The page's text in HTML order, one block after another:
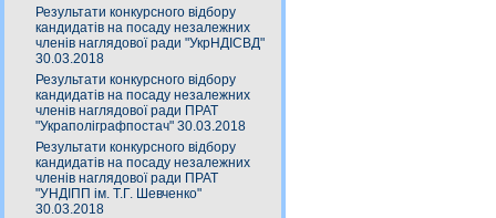
Результати конкурсного відбору
кандидатів на посаду незалежних
членів наглядової ради "УкрНДІСВД"
30.03.2018
Результати конкурсного відбору
кандидатів на посаду незалежних
членів наглядової ради ПРАТ
"Украполіграфпостач" 30.03.2018
Результати конкурсного відбору
кандидатів на посаду незалежних
членів наглядової ради ПРАТ
"УНДІПП ім. Т.Г. Шевченко"
30.03.2018